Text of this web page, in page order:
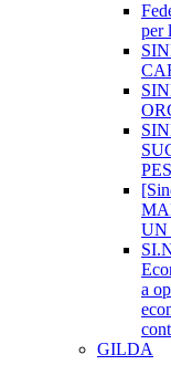
per
UN
a
GILDA